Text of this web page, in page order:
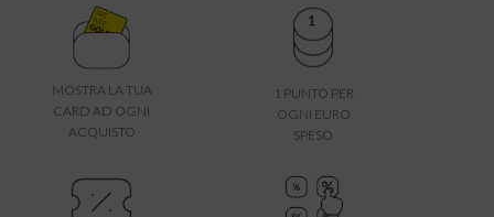
MOSTRA LA TUA
CARD AD OGNI
ACQUISTO
1 PUNTO PER
OGNI EURO
SPESO